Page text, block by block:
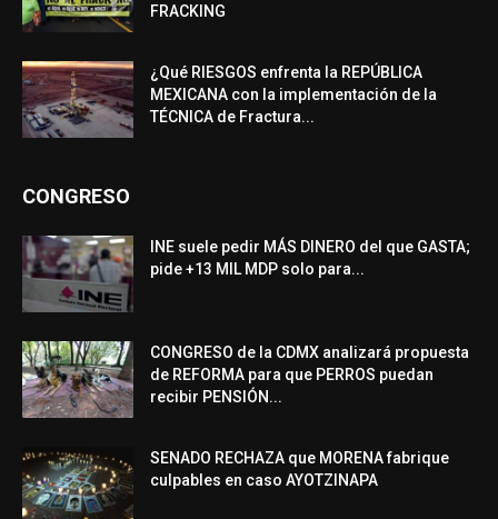
FRACKING
¿Qué RIESGOS enfrenta la REPÚBLICA
MEXICANA con la implementación de la
TÉCNICA de Fractura...
CONGRESO
INE suele pedir MÁS DINERO del que GASTA;
pide +13 MIL MDP solo para...
CONGRESO de la CDMX analizará propuesta
de REFORMA para que PERROS puedan
recibir PENSIÓN...
SENADO RECHAZA que MORENA fabrique
culpables en caso AYOTZINAPA